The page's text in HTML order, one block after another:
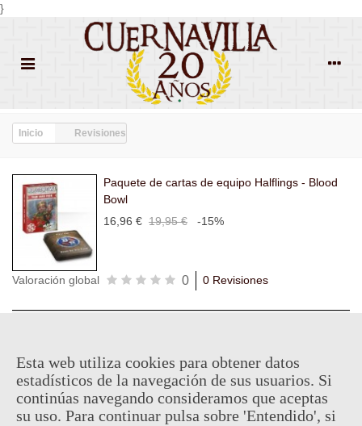
}
Inicio Revisiones
Paquete de cartas de equipo Halflings - Blood
Bowl
16,96 € 19,95 € -15%
Valoración global 0 0 Revisiones
Sin comentarios
Esta web utiliza cookies para obtener datos
estadísticos de la navegación de sus usuarios. Si
continúas navegando consideramos que aceptas
su uso. Para continuar pulsa sobre 'Entendido', si